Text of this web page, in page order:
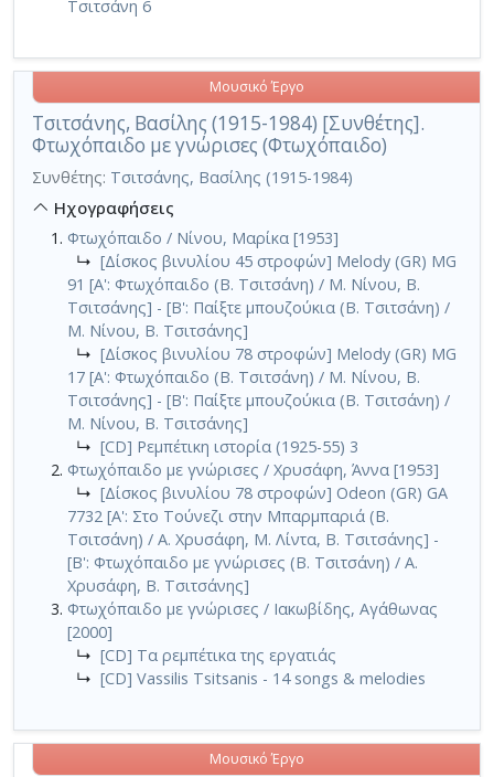
Τσιτσάνη 6
Τσιτσάνης, Βασίλης (1915-1984) [Συνθέτης].
Φτωχόπαιδο με γνώρισες (Φτωχόπαιδο)
Μουσικό Έργο
Συνθέτης: Τσιτσάνης, Βασίλης (1915-1984)
Ηχογραφήσεις
Φτωχόπαιδο / Νίνου, Μαρίκα [1953]
↳ [Δίσκος βινυλίου 45 στροφών] Melody (GR) MG
91 [A': Φτωχόπαιδο (Β. Τσιτσάνη) / Μ. Νίνου, Β.
Τσιτσάνης] - [Β': Παίξτε μπουζούκια (Β. Τσιτσάνη) /
Μ. Νίνου, Β. Τσιτσάνης]
↳ [Δίσκος βινυλίου 78 στροφών] Melody (GR) MG
17 [A': Φτωχόπαιδο (Β. Τσιτσάνη) / Μ. Νίνου, Β.
Τσιτσάνης] - [Β': Παίξτε μπουζούκια (Β. Τσιτσάνη) /
Μ. Νίνου, Β. Τσιτσάνης]
↳ [CD] Ρεμπέτικη ιστορία (1925-55) 3
Φτωχόπαιδο με γνώρισες / Χρυσάφη, Άννα [1953]
↳ [Δίσκος βινυλίου 78 στροφών] Odeon (GR) GA
7732 [Α': Στο Τούνεζι στην Μπαρμπαριά (Β.
Τσιτσάνη) / Α. Χρυσάφη, Μ. Λίντα, Β. Τσιτσάνης] -
[Β': Φτωχόπαιδο με γνώρισες (Β. Τσιτσάνη) / Α.
Χρυσάφη, Β. Τσιτσάνης]
Φτωχόπαιδο με γνώρισες / Ιακωβίδης, Αγάθωνας
[2000]
↳ [CD] Τα ρεμπέτικα της εργατιάς
↳ [CD] Vassilis Tsitsanis - 14 songs & melodies
Μουσικό Έργο